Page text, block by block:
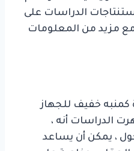
الدراسات على
مزيد من المعلومات
كمنبه خفيف للجهاز
الدراسات أنه ،
، يمكن أن يساعد